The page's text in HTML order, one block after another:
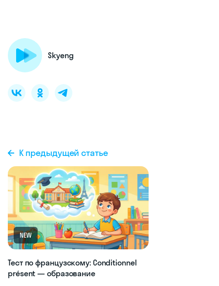
Skyeng
К предыдущей статье
NEW
Тест по французскому: Conditionnel
présent — образование